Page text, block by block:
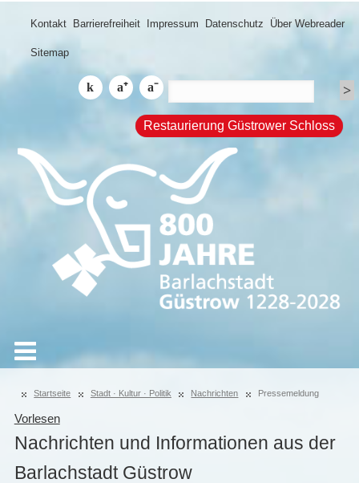
Kontakt Barrierefreiheit Impressum Datenschutz Über Webreader
Sitemap
Restaurierung Güstrower Schloss
Startseite Stadt · Kultur · Politik Nachrichten Pressemeldung
Vorlesen
Nachrichten und Informationen aus der
Barlachstadt Güstrow